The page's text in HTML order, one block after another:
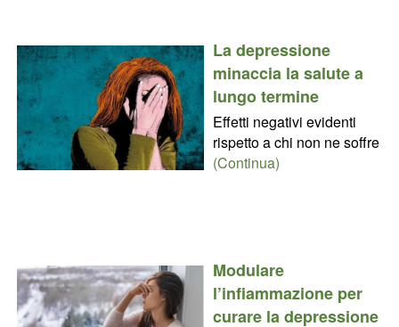
La depressione
minaccia la salute a
lungo termine
Effetti negativi evidenti
rispetto a chi non ne soffre
(Continua)
Modulare
l’infiammazione per
curare la depressione